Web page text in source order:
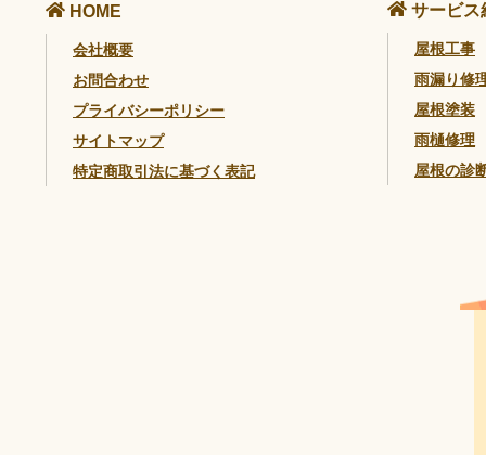
HOME
会社概要
お問合わせ
プライバシーポリシー
サイトマップ
特定商取引法に基づく表記
サービス
屋根工事
雨漏り修
屋根塗装
雨樋修理
屋根の診